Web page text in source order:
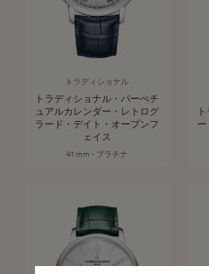
トラディショナル
トラディショナル・パーぺチ
ュアルカレンダー・レトログ
ラード・デイト・オープンフ
ェイス
41 mm - プラチナ